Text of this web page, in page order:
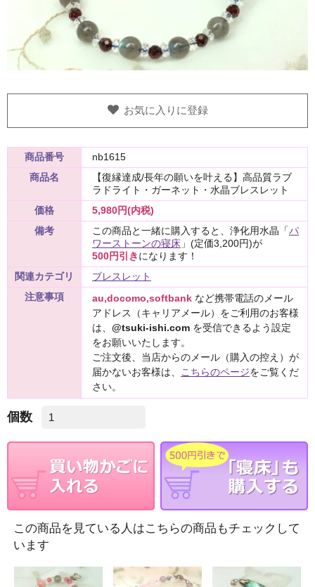
お気に入りに登録
商品番号
nb1615
商品名
【復縁達成/長年の願いを叶える】高品質ラブ
ラドライト・ガーネット・水晶ブレスレット
価格
5,980円(内税)
備考
この商品と一緒に購入すると、浄化用水晶「 パ
ワーストーンの寝床 」(定価3,200円)が
500円引き になります！
関連カテゴリ
ブレスレット
注意事項
au,docomo,softbank など携帯電話のメール
アドレス（キャリアメール）をご利用のお客様
は、 @tsuki-ishi.com を受信できるよう設定
をお願いいたします。
ご注文後、当店からのメール（購入の控え）が
届かないお客様は、 こちらのページをご覧くだ
さい。
個数
この商品を見ている人はこちらの商品もチェックして
います